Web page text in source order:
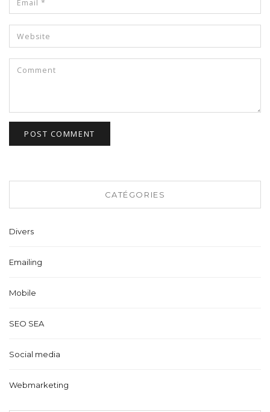
CATÉGORIES
Divers
Emailing
Mobile
SEO SEA
Social media
Webmarketing